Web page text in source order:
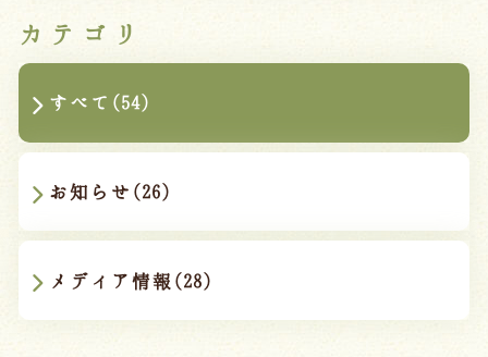
カテゴリ
すべて(54)
お知らせ(26)
メディア情報(28)